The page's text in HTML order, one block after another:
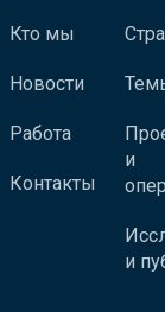
Кто мы
Новости
Работа
Контакты
и
и